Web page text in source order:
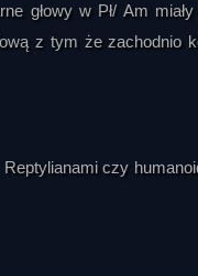
głowy w Pł/ Am
z tym że zachodnio
czy